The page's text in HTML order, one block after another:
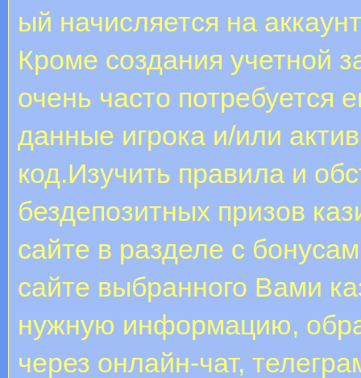
ый начисляется на
Кроме создания учетной
очень часто потребуется
данные игрока и/или
код.Изучить правила и
бездепозитных призов
сайте в разделе с
сайте выбранного Вами
нужную информацию,
через онлайн-чат,